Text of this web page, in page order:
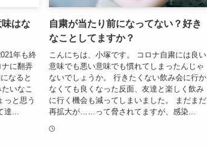
はな
年も終
に翻弄
なると
いなこ
っと思う
達...
自粛が当たり前になってない？好き
なことしてますか？
こんにちは、小塚です。 コロナ自粛には良い
意味でも悪い意味でも慣れてしまったんじゃ
ないでしょうか。 行きたくない飲み会に行か
なくても良くなった反面、友達と楽しく飲み
に行く機会も減ってしまいました。 まだまだ
再拡大が……って脅されてますが、感染...